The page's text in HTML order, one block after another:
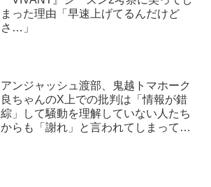
まった理由「早速上げてるんだけど
さ…」
アンジャッシュ渡部、鬼越トマホーク
良ちゃんのX上での批判は「情報が錯
綜」して騒動を理解していない人たち
からも「謝れ」と言われてしまってい